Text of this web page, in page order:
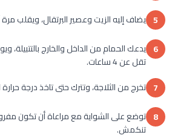
5 يضاف إليه الزيت وعصير البرتقال، ويقلب
6 يدعك الحمام من الداخل والخارج بالتتبيلة،
تقل عن 4 ساعات.
7 تخرج من الثلاجة، وتترك حتى تاخذ درجة
8 توضع على الشواية مع مراعاة أن تكون
تنكمش.